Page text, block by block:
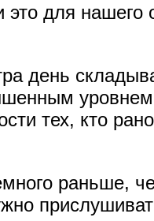
для нашего
день
тех, кто
раньше,